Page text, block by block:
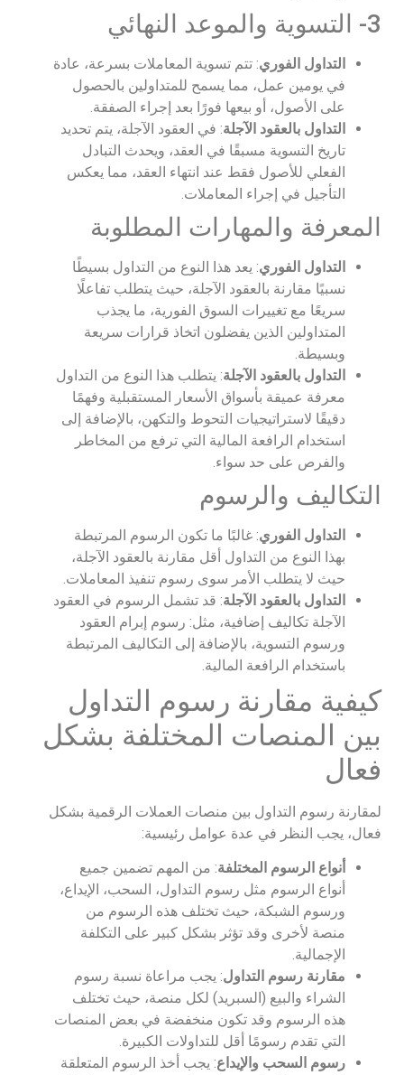
3- التسوية والموعد النهائي
التداول الفوري: تتم تسوية المعاملات بسرعة، عادة
في يومين عمل، مما يسمح للمتداولين بالحصول
على الأصول، أو بيعها فورًا بعد إجراء الصفقة.
التداول بالعقود الآجلة: في العقود الآجلة، يتم تحديد
تاريخ التسوية مسبقًا في العقد، ويحدث التبادل
الفعلي للأصول فقط عند انتهاء العقد، مما يعكس
التأجيل في إجراء المعاملات.
المعرفة والمهارات المطلوبة
التداول الفوري: يعد هذا النوع من التداول بسيطًا
نسبيًا مقارنة بالعقود الآجلة، حيث يتطلب تفاعلًا
سريعًا مع تغييرات السوق الفورية، ما يجذب
المتداولين الذين يفضلون اتخاذ قرارات سريعة
وبسيطة.
التداول بالعقود الآجلة: يتطلب هذا النوع من التداول
معرفة عميقة بأسواق الأسعار المستقبلية وفهمًا
دقيقًا لاستراتيجيات التحوط والتكهن، بالإضافة إلى
استخدام الرافعة المالية التي ترفع من المخاطر
والفرص على حد سواء.
التكاليف والرسوم
التداول الفوري: غالبًا ما تكون الرسوم المرتبطة
بهذا النوع من التداول أقل مقارنة بالعقود الآجلة،
حيث لا يتطلب الأمر سوى رسوم تنفيذ المعاملات.
التداول بالعقود الآجلة: قد تشمل الرسوم في العقود
الآجلة تكاليف إضافية، مثل: رسوم إبرام العقود
ورسوم التسوية، بالإضافة إلى التكاليف المرتبطة
باستخدام الرافعة المالية.
كيفية مقارنة رسوم التداول
بين المنصات المختلفة بشكل
فعال
لمقارنة رسوم التداول بين منصات العملات الرقمية بشكل
فعال، يجب النظر في عدة عوامل رئيسية:
أنواع الرسوم المختلفة: من المهم تضمين جميع
أنواع الرسوم مثل رسوم التداول، السحب، الإيداع،
ورسوم الشبكة، حيث تختلف هذه الرسوم من
منصة لأخرى وقد تؤثر بشكل كبير على التكلفة
الإجمالية.
مقارنة رسوم التداول: يجب مراعاة نسبة رسوم
الشراء والبيع (السبريد) لكل منصة، حيث تختلف
هذه الرسوم وقد تكون منخفضة في بعض المنصات
التي تقدم رسومًا أقل للتداولات الكبيرة.
رسوم السحب والإيداع: يجب أخذ الرسوم المتعلقة